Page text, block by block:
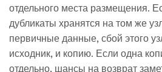
отдельного места размещения.
дубликаты хранятся на том же
первичные данные, сбой этого
исходник, и копию. Если одна
отдельно, шансы на возврат